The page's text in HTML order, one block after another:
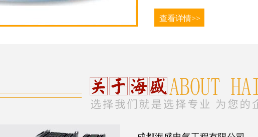
查看详情>>